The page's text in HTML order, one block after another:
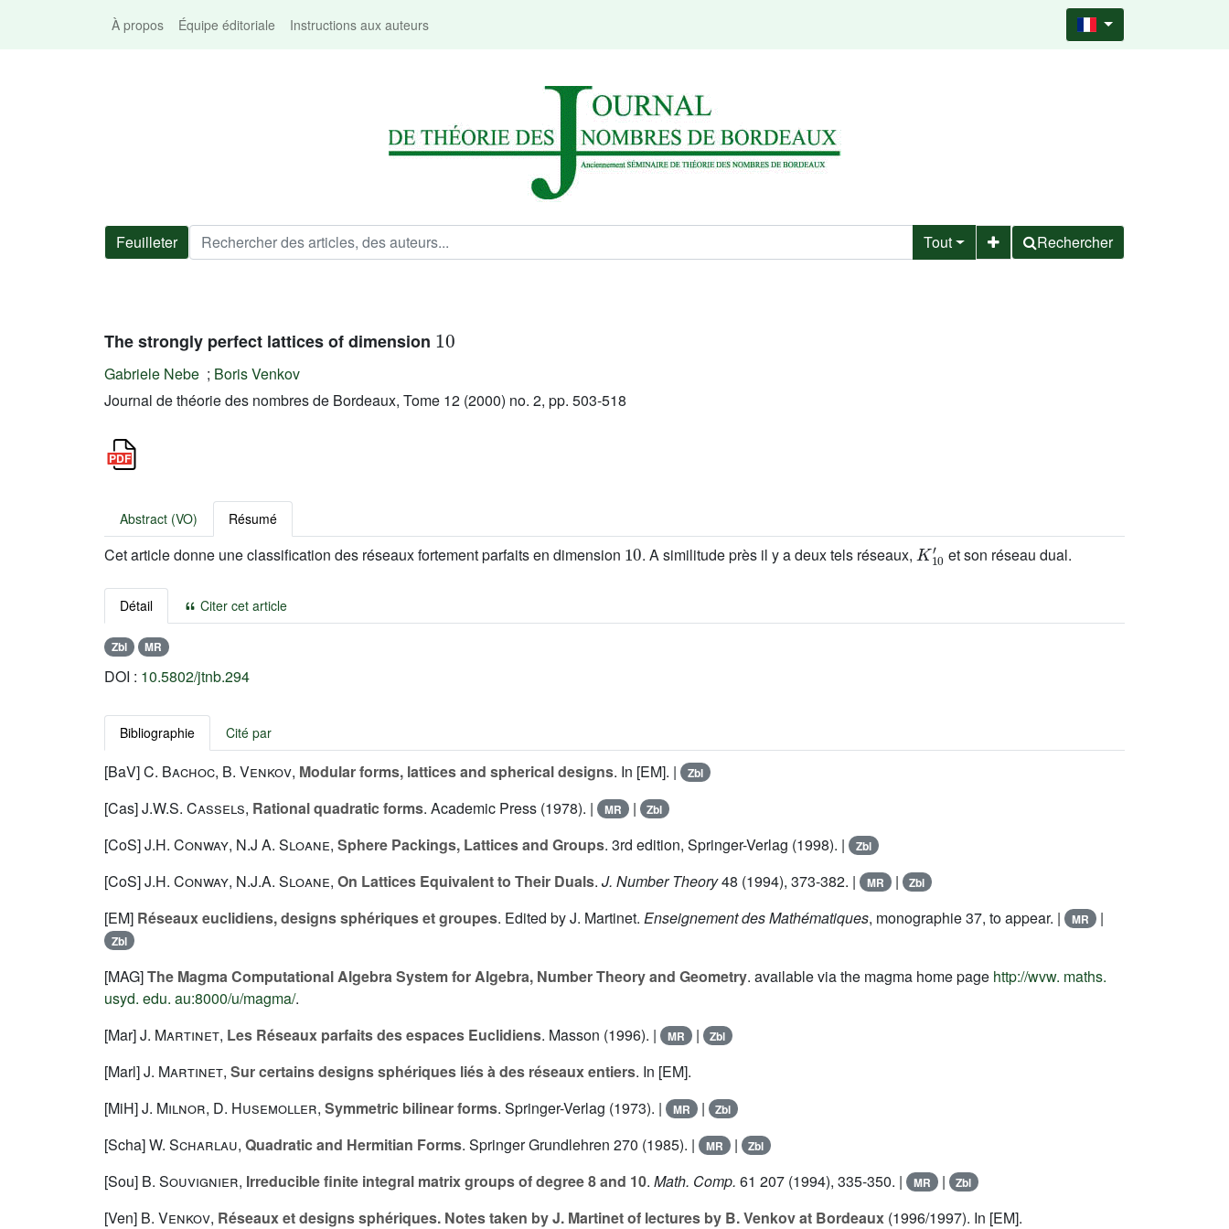
À propos Équipe éditoriale Instructions aux auteurs
Feuilleter Tout Rechercher
The strongly perfect lattices of dimension
Gabriele Nebe ; Boris Venkov
Journal de théorie des nombres de Bordeaux, Tome 12 (2000) no. 2, pp. 503-518
Abstract (VO) Résumé
Cet article donne une classification des réseaux fortement parfaits en dimension
10
. A similitude près il y a deux tels réseaux,
K10'
et son réseau dual.
Détail Citer cet article
Zbl MR
DOI : 10.5802/jtnb.294
Bibliographie Cité par
[BaV]C. Bachoc, B. Venkov, Modular forms, lattices and spherical designs. In [EM]. | Zbl
[Cas]J.W.S. Cassels, Rational quadratic forms. Academic Press (1978). | MR | Zbl
[CoS]J.H. Conway, N.J A. Sloane, Sphere Packings, Lattices and Groups. 3rd edition, Springer-Verlag (1998). | Zbl
[CoS]J.H. Conway, N.J.A. Sloane, On Lattices Equivalent to Their Duals. J. Number Theory48 (1994), 373-382. | MR | Zbl
[EM] Réseaux euclidiens, designs sphériques et groupes. Edited by J. Martinet. Enseignement des Mathématiques, monographie37, to appear. | MR |
Zbl
[MAG]The Magma Computational Algebra System for Algebra, Number Theory and Geometry. available via the magma home page http://wvw. maths.
usyd. edu. au:8000/u/magma/.
[Mar]J. Martinet, Les Réseaux parfaits des espaces Euclidiens. Masson (1996). | MR | Zbl
[Marl]J. Martinet, Sur certains designs sphériques liés à des réseaux entiers. In [EM].
[MiH]J. Milnor, D. Husemoller, Symmetric bilinear forms. Springer-Verlag (1973). | MR | Zbl
[Scha]W. Scharlau, Quadratic and Hermitian Forms. Springer Grundlehren 270 (1985). | MR | Zbl
[Sou] B. Souvignier, Irreducible finite integral matrix groups of degree 8 and 10. Math. Comp. 61 207 (1994), 335-350. | MR | Zbl
[Ven] B. Venkov, Réseaux et designs sphériques. Notes taken by J. Martinet of lectures by B. Venkov at Bordeaux (1996/1997). In [EM].